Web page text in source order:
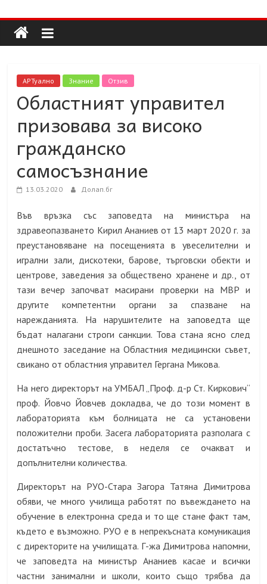
to
content
Долап
БГ
култура|
изкуство|
пътешествия|
мода|
събития|
кухня|
реклама|
минало|
АРТуално Знание Отзив
Областният управител
призовава за високо
гражданско
самосъзнание
13.03.2020 Долап.бг
Във връзка със заповедта на министъра на
здравеопазването Кирил Ананиев от 13 март 2020г. за
преустановяване на посещенията в увеселителни и
игрални зали, дискотеки, барове, търговски обекти и
центрове, заведения за обществено хранене и др., от
тази вечер започват масирани проверки на МВР и
другите компетентни органи за спазване на
нарежданията. На нарушителите на заповедта ще
бъдат налагани строги санкции. Това стана ясно след
днешното заседание на Областния медицински съвет,
свикано от областния управител Гергана Микова.
На него директорът на УМБАЛ „Проф. д-р Ст. Киркович“
проф. Йовчо Йовчев докладва, че до този момент в
лабораторията към болницата не са установени
положителни проби. Засега лабораторията разполага с
достатъчно тестове, в неделя се очакват и
допълнителни количества.
Директорът на РУО-Стара Загора Татяна Димитрова
обяви, че много училища работят по въвеждането на
обучение в електронна среда и то ще стане факт там,
където е възможно. РУО е в непрекъсната комуникация
с директорите на училищата. Г-жа Димитрова напомни,
че заповедта на министър Ананиев касае и всички
частни занимални и школи, които също трябва да